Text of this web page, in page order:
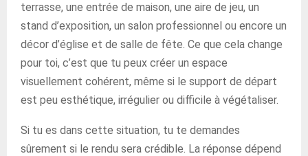
terrasse, une entrée de maison, une aire de jeu, un
stand d’exposition, un salon professionnel ou encore un
décor d’église et de salle de fête. Ce que cela change
pour toi, c’est que tu peux créer un espace
visuellement cohérent, même si le support de départ
est peu esthétique, irrégulier ou difficile à végétaliser.
Si tu es dans cette situation, tu te demandes
sûrement si le rendu sera crédible. La réponse dépend